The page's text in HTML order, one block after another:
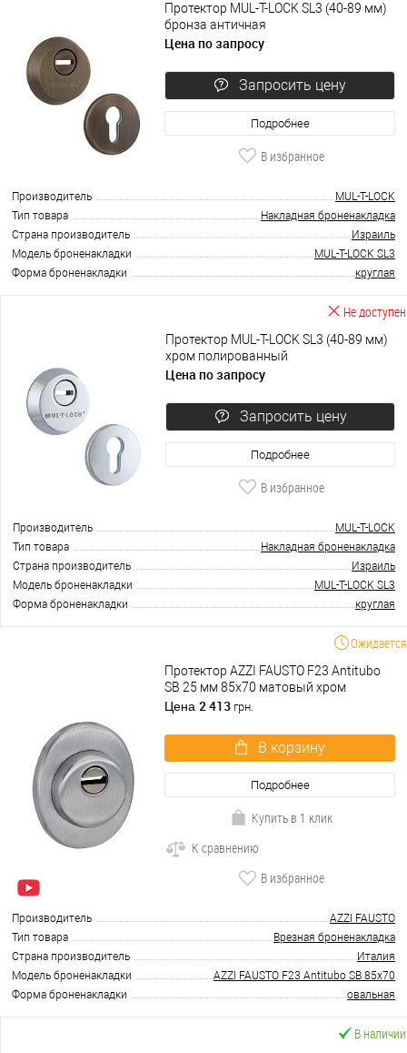
Протектор MUL-T-LOCK SL3 (40-89 мм)
бронза античная
Цена по запросу
Запросить цену
Подробнее
В избранное
Производитель
MUL-T-LOCK
Тип товара
Накладная броненакладка
Страна производитель
Израиль
Модель броненакладки
MUL-T-LOCK SL3
Форма броненакладки
круглая
Не доступен
Протектор MUL-T-LOCK SL3 (40-89 мм)
хром полированный
Цена по запросу
Запросить цену
Подробнее
В избранное
Производитель
MUL-T-LOCK
Тип товара
Накладная броненакладка
Страна производитель
Израиль
Модель броненакладки
MUL-T-LOCK SL3
Форма броненакладки
круглая
Ожидается
Протектор AZZI FAUSTO F23 Antitubo
SB 25 мм 85х70 матовый хром
Цена 2 413 грн.
В корзину
Подробнее
Купить в 1 клик
К сравнению
В избранное
Производитель
AZZI FAUSTO
Тип товара
Врезная броненакладка
Страна производитель
Италия
Модель броненакладки
AZZI FAUSTO F23 Antitubo SB 85x70
Форма броненакладки
овальная
В наличии